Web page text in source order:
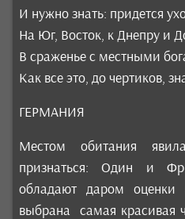
И нужно знать: придется
На Юг, Восток, к Днепру и
В сраженье с местными
Как все это, до чертиков,
ГЕРМАНИЯ
Местом обитания
признаться: Один и
обладают даром
выбрана самая красивая